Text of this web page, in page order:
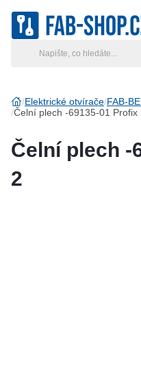
Hlavní kategorie
Klíčové systémy
Elektrické otvírače FAB-
Čelní plech -69135-01 Profix
Čelní plech -
2